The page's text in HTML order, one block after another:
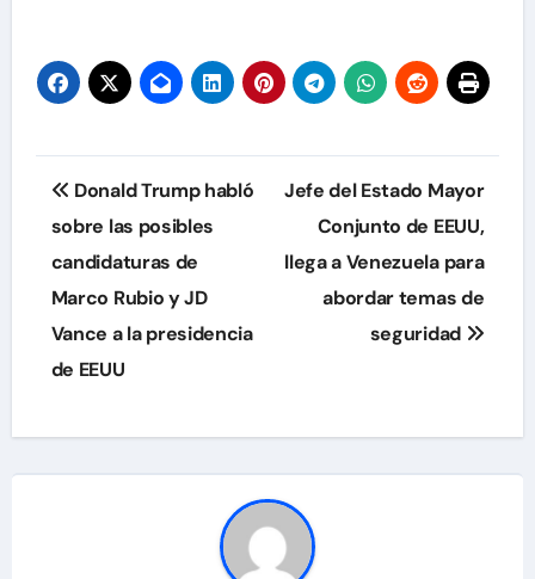
Navegación
de
entradas
Donald Trump habló
sobre las posibles
candidaturas de
Marco Rubio y JD
Vance a la presidencia
de EEUU
Jefe del Estado Mayor
Conjunto de EEUU,
llega a Venezuela para
abordar temas de
seguridad